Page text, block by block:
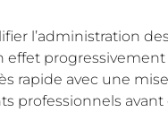
l’administration
effet progressivement
rapide avec une
professionnels